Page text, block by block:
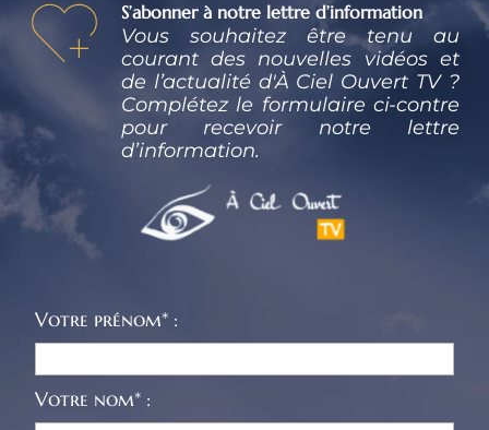
S’abonner à notre lettre d’information
Vous souhaitez être tenu au
courant des nouvelles vidéos et
de l’actualité d'À Ciel Ouvert TV ?
Complétez le formulaire ci-contre
pour recevoir notre lettre
d’information.
Votre prénom* :
Votre nom* :